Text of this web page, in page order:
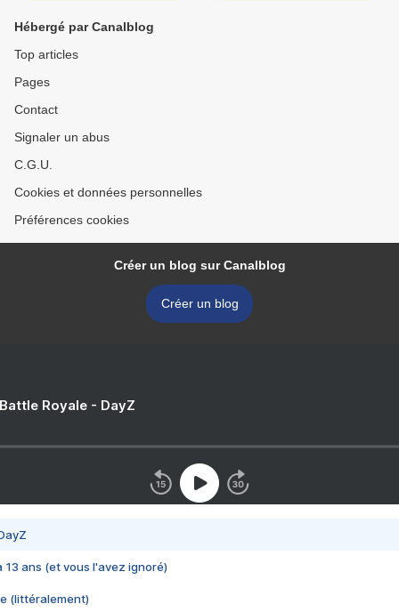
Hébergé par Canalblog
Top articles
Pages
Contact
Signaler un abus
C.G.U.
Cookies et données personnelles
Préférences cookies
Créer un blog sur Canalblog
Créer un blog
Royale - DayZ
13 ans (et vous l'avez ignoré)
(littéralement)